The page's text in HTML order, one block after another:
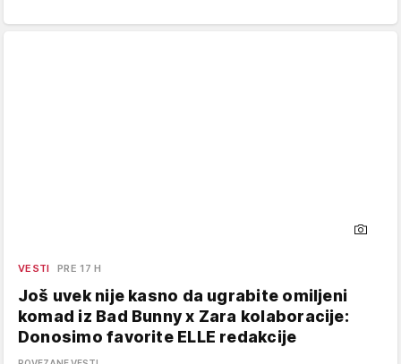
VESTI PRE 17 H
Još uvek nije kasno da ugrabite omiljeni
komad iz Bad Bunny x Zara kolaboracije:
Donosimo favorite ELLE redakcije